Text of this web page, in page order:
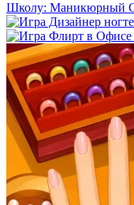
Школу: Маникюрный